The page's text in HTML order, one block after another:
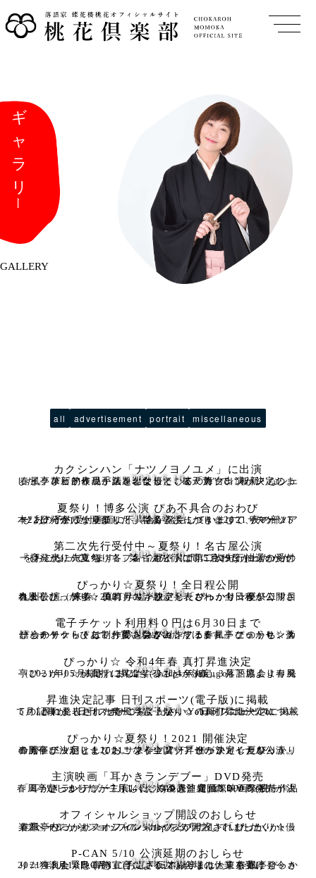
GALLERY
all advertisement portrait miscellaneous
カクシンハン「ナツノヨノユメ」に出演
春風亭ぴっかり☆、久々に女優としての舞台出演が決定しました。 革新的表現手法を駆使した “破天荒” で “斬新” なシェイクスピア作品が話題となっている「カクシンハン」の
2021.6.10
夏祭り！博多公演 ぴあ不具合のおわび
本22日発売になりました、春風亭ぴっかり☆2021サマーツアー「ぴっかり☆夏祭り！」博多公演につきまして、チケットぴあの予約受付画面に不具合が発生しています。 夜の部17
2021.5.22
第二次先行受付中～夏祭り！名古屋公演
「ぴっかり☆夏祭り！」名古屋公演は、5月29日 (土) からの一斉発売に先立ち、各プレイガイドで第二次先行抽選の受付をおこなっています。 第一次先行に間に合わなかったかた
2021.5.20
ぴっかり☆夏祭り！全日程公開
春風亭ぴっかり☆2021サマーツアー「ぴっかり☆夏祭り！」九州公演（博多・長崎）の詳細が発表され、全日程が公開されました。 来春、真打昇進が決定したぴっかり☆が、二ツ目と
2021.5.18
電子チケット利用料０円は6月30日まで
ぴっかり☆らくご制作委員会が制作する春風亭ぴっかり☆落語会のチケットは、一部を除きカンフェティチケットセンターとチケットぴあでお買い求めいただけます。 このうち、カンフェ
2021.5.17
ぴっかり☆ 令和4年春 真打昇進決定
（2021年05月1日） 2022年(令和４年)春、3月下席より春風亭ぴっかり☆が真打に昇進することが決定。 落語協会より発表されました。 https://rakugo-
2021.5.1
昇進決定記事 日刊スポーツ(電子版)に掲載
5月1日に発表された春風亭ぴっかり☆の真打昇進決定についての記事が、日刊スポーツ(電子版)、Yahoo！ニュースに掲載されました。 ぜひご覧ください。 日刊スポーツ ht
2021.5.1
ぴっかり☆夏祭り！2021 開催決定
春風亭ぴっかり☆2021サマーツアー「ぴっかり☆夏祭り！」の開催が決定しました。 来春、真打昇進が決定したぴっかり☆が、二ツ目としておこなう全国ツアーのファイナル公演。主
2021.5.1
主演映画「耳かきランデブー」DVD発売
春風亭ぴっかり☆が主演した、第9回沖縄国際映画祭招待作品「耳かきランデブー」(ふくだみゆき監督) のＤＶＤ発売が決定しました。 7月14日(水)発売。定価3,000円(税
2021.5.1
オフィシャルショップ開設のおしらせ
春風亭ぴっかり☆オフィシャルウェブサイト「ぴっかり☆倶楽部」内に、オフィシャルショップが開設されました。 トップページからショップのバナーをタップしていただくか、http
2021.5.1
P-CAN 5/10 公演延期のおしらせ
2021年5月10日 (月) に予定されておりました、春風亭ぴっかり☆独演会「P-CAN」(お江戸日本橋亭) は、東京都に発令された緊急事態宣言による公演会場の休業を受け
2021.4.30